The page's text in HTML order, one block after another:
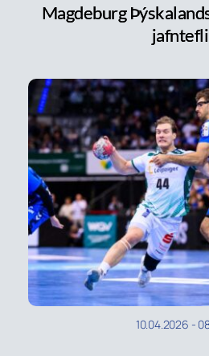
Magdeburg
jafntefli
10.04.2026 -